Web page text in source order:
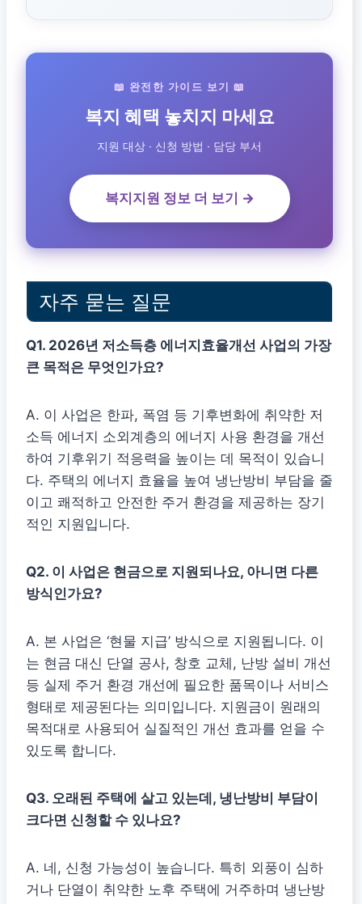
📖 완전한 가이드 보기 📖
복지 혜택 놓치지 마세요
지원 대상 · 신청 방법 · 담당 부서
복지지원 정보 더 보기 →
자주 묻는 질문
Q1. 2026년 저소득층 에너지효율개선 사업의 가장
큰 목적은 무엇인가요?
A. 이 사업은 한파, 폭염 등 기후변화에 취약한 저
소득 에너지 소외계층의 에너지 사용 환경을 개선
하여 기후위기 적응력을 높이는 데 목적이 있습니
다. 주택의 에너지 효율을 높여 냉난방비 부담을 줄
이고 쾌적하고 안전한 주거 환경을 제공하는 장기
적인 지원입니다.
Q2. 이 사업은 현금으로 지원되나요, 아니면 다른
방식인가요?
A. 본 사업은 ‘현물 지급’ 방식으로 지원됩니다. 이
는 현금 대신 단열 공사, 창호 교체, 난방 설비 개선
등 실제 주거 환경 개선에 필요한 품목이나 서비스
형태로 제공된다는 의미입니다. 지원금이 원래의
목적대로 사용되어 실질적인 개선 효과를 얻을 수
있도록 합니다.
Q3. 오래된 주택에 살고 있는데, 냉난방비 부담이
크다면 신청할 수 있나요?
A. 네, 신청 가능성이 높습니다. 특히 외풍이 심하
거나 단열이 취약한 노후 주택에 거주하며 냉난방